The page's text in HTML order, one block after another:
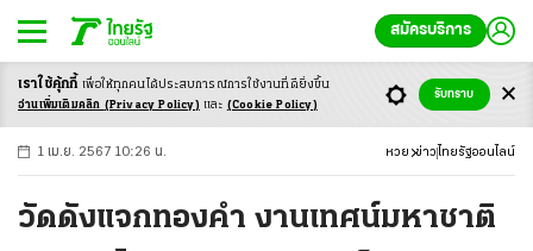
สมัครบริการ
-ก ก ก+
1 เม.ย. 2567 10:26 น. หวย ข่าว ไทยรัฐออนไลน์
วัดดังแจกทองคำ งานเทศน์มหาชาติ
เราใช้คุ้กกี้ เพื่อให้ทุกคนได้ประสบการณ์การใช้งานที่ดียิ่งขึ้น
อ่านเพิ่มเติมคลิก (Privacy Policy) และ (Cookie Policy)
รับทราบ